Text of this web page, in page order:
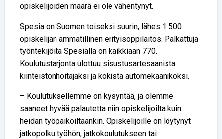
opiskelijoiden määrä ei ole vähentynyt.
Spesia on Suomen toiseksi suurin, lähes 1 500
opiskelijan ammatillinen erityisoppilaitos. Palkattuja
työntekijöitä Spesialla on kaikkiaan 770.
Koulutustarjonta ulottuu sisustusartesaanista
kiinteistönhoitajaksi ja kokista auto­mekaanikoksi.
– Koulutuksellemme on kysyntää, ja olemme
saaneet hyvää palautetta niin opiskelijoilta kuin
heidän työpaikoiltaankin. Opiskelijoille on löytynyt
jatkopolku työhön, jatkokoulutukseen tai